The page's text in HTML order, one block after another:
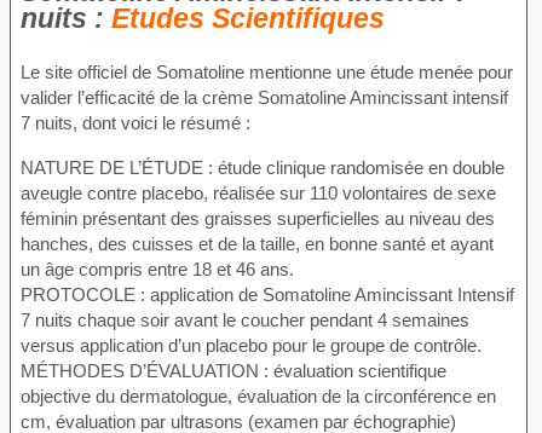
nuits : Etudes Scientifiques
Le site officiel de Somatoline mentionne une étude menée pour
valider l’efficacité de la crème Somatoline Amincissant intensif
7 nuits, dont voici le résumé :
NATURE DE L’ÉTUDE : étude clinique randomisée en double
aveugle contre placebo, réalisée sur 110 volontaires de sexe
féminin présentant des graisses superficielles au niveau des
hanches, des cuisses et de la taille, en bonne santé et ayant
un âge compris entre 18 et 46 ans.
PROTOCOLE : application de Somatoline Amincissant Intensif
7 nuits chaque soir avant le coucher pendant 4 semaines
versus application d’un placebo pour le groupe de contrôle.
MÉTHODES D’ÉVALUATION : évaluation scientifique
objective du dermatologue, évaluation de la circonférence en
cm, évaluation par ultrasons (examen par échographie)